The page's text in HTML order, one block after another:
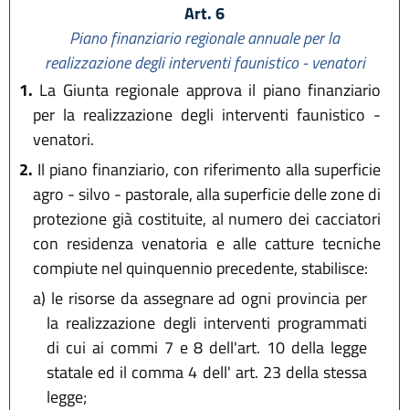
Art. 6
Piano finanziario regionale annuale per la
realizzazione degli interventi faunistico - venatori
1. La Giunta regionale approva il piano finanziario
per la realizzazione degli interventi faunistico -
venatori.
2. Il piano finanziario, con riferimento alla superficie
agro - silvo - pastorale, alla superficie delle zone di
protezione già costituite, al numero dei cacciatori
con residenza venatoria e alle catture tecniche
compiute nel quinquennio precedente, stabilisce:
a) le risorse da assegnare ad ogni provincia per
la realizzazione degli interventi programmati
di cui ai commi 7 e 8 dell'art. 10 della legge
statale ed il comma 4 dell' art. 23 della stessa
legge;